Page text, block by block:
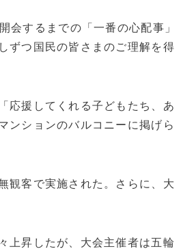
会するまでの「一番の心配事」
ずつ国民の皆さまのご理解を得
応援してくれる子どもたち、あ
ンションのバルコニーに掲げら
観客で実施された。さらに、大
上昇したが、大会主催者は五輪